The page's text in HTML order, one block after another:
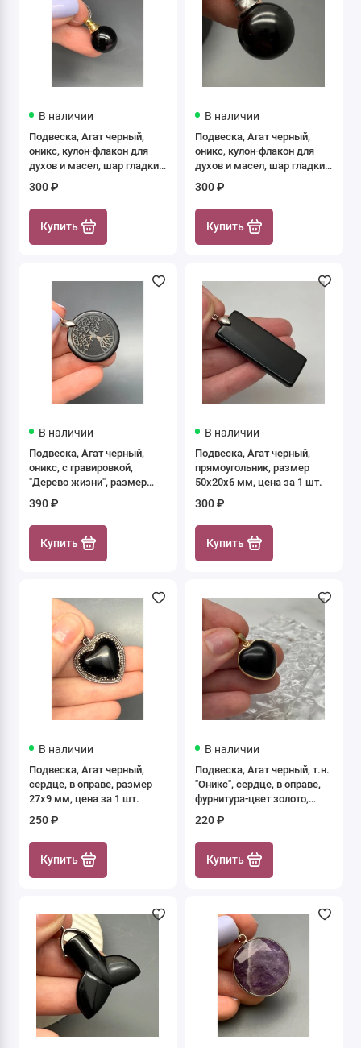
В наличии
Подвеска, Агат черный,
оникс, кулон-флакон для
духов и масел, шар гладкий
золото, цена за 1 шт.
300 ₽
Купить
В наличии
Подвеска, Агат черный,
оникс, кулон-флакон для
духов и масел, шар гладкий
серебро, цена за 1 шт.
300 ₽
Купить
В наличии
Подвеска, Агат черный,
оникс, с гравировкой,
"Дерево жизни", размер
390 ₽
Купить
В наличии
Подвеска, Агат черный,
прямоугольник, размер
50х20х6 мм, цена за 1 шт.
300 ₽
Купить
В наличии
Подвеска, Агат черный,
сердце, в оправе, размер
27х9 мм, цена за 1 шт.
250 ₽
Купить
В наличии
Подвеска, Агат черный, т.н.
"Оникс", сердце, в оправе,
фурнитура-цвет золото,
шт.
220 ₽
Купить